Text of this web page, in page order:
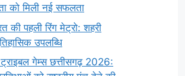
को मिली नई सफलता
की पहली रिंग मेट्रो: शहरी
उपलब्धि
गेम्स छत्तीसगढ़ 2026: